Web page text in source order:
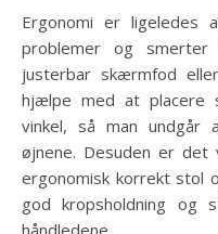
Ergonomi er ligeledes
problemer og smerter
justerbar skærmfod
hjælpe med at placere
vinkel, så man undgår
øjnene. Desuden er
ergonomisk korrekt stol
god kropsholdning og